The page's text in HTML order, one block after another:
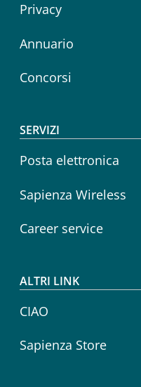
Privacy
Annuario
Concorsi
SERVIZI
Posta elettronica
Sapienza Wireless
Career service
ALTRI LINK
CIAO
Sapienza Store